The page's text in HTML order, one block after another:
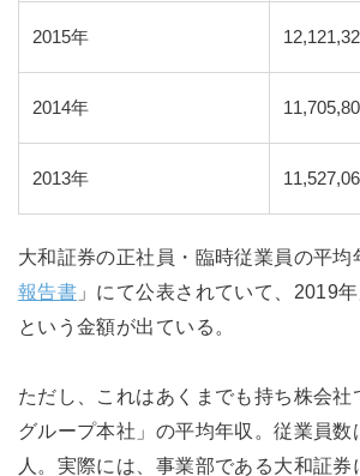
2015年
2014年
2013年
大和証券の正社員・臨時従業員の平均
報告書 」にて公表されていて、2019
という金額が出ている。
ただし、これはあくまでも持ち株会社
グループ本社」の平均年収。従業員
人。実際には、事業部である大和証